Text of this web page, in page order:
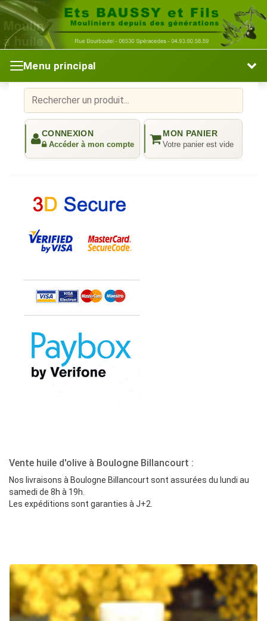
Menu principal
Vente huile d'olive à Boulogne Billancourt :
Nos livraisons à Boulogne Billancourt sont assurées du lundi au
samedi de 8h à 19h.
Les expéditions sont garanties à J+2.